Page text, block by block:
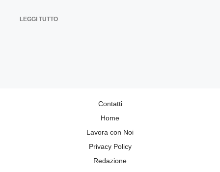
LEGGI TUTTO
Contatti
Home
Lavora con Noi
Privacy Policy
Redazione